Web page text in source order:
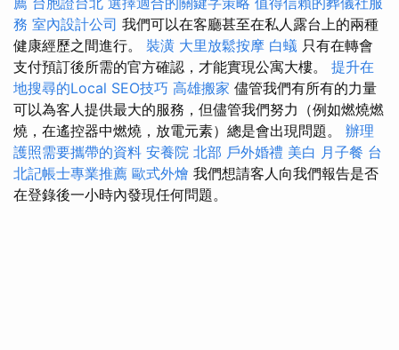
務 室內設計公司 我們可以在客廳甚至在私人露台上的兩種
健康經歷之間進行。 裝潢 大里放鬆按摩 白蟻 只有在轉會
支付預訂後所需的官方確認，才能實現公寓大樓。 提升在
地搜尋的Local SEO技巧 高雄搬家 儘管我們有所​​有的力量
可以為客人提供最大的服務，但儘管我們努力（例如燃燒燃
燒，在遙控器中燃燒，放電元素）總是會出現問題。 辦理
護照需要攜帶的資料 安養院 北部 戶外婚禮 美白 月子餐 台
北記帳士專業推薦 歐式外燴 我們想請客人向我們報告是否
在登錄後一小時內發現任何問題。